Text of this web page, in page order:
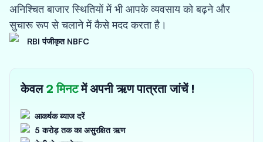
अनिश्चित बाजार स्थितियों में भी आपके व्यवसाय को बढ़ने और
सुचारू रूप से चलाने में कैसे मदद करता है।
RBI पंजीकृत NBFC
केवल2 मिनटमें अपनी ऋण पात्रता जांचें !
आकर्षक ब्याज दरें
5 करोड़ तक का असुरक्षित ऋण